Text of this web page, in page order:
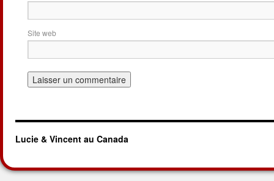
Site web
Lucie & Vincent au Canada